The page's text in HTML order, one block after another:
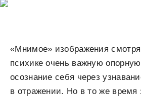
«Мнимое» изображения
психике очень важную
осознание себя через
в отражении. Но в то же время